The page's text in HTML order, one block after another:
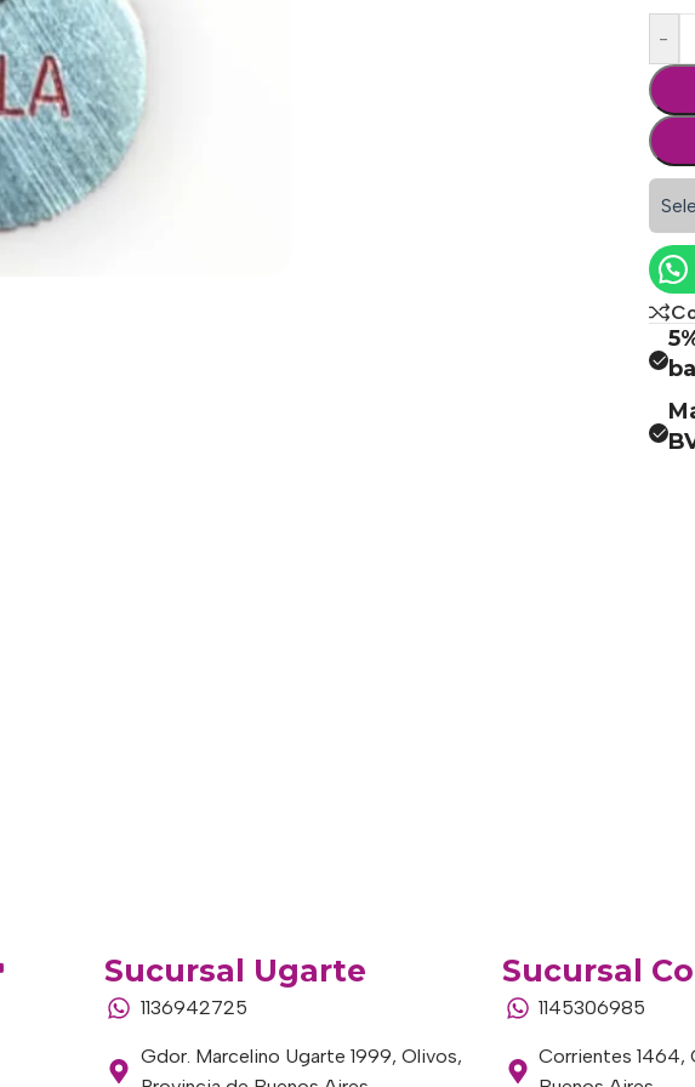
-
Sucursal Ugarte
1136942725
Gdor. Marcelino Ugarte 1999, Olivos,
Sucursal
1145306985
Corrientes 1464,